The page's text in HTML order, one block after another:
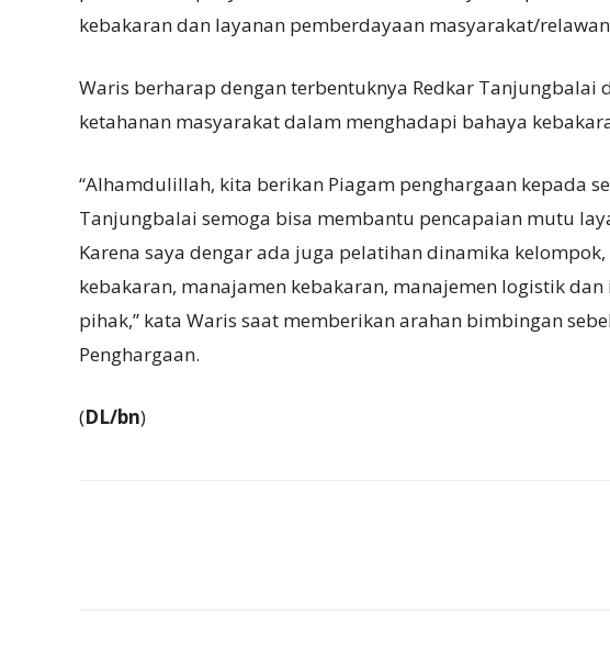
kebakaran dan layanan pemberdayaan masyarakat/
Waris berharap dengan terbentuknya Redkar Tanjungbalai
ketahanan masyarakat dalam menghadapi bahaya
“Alhamdulillah, kita berikan Piagam penghargaan kepada
Tanjungbalai semoga bisa membantu pencapaian mutu
Karena saya dengar ada juga pelatihan dinamika
kebakaran, manajamen kebakaran, manajemen logistik
pihak,” kata Waris saat memberikan arahan bimbingan
Penghargaan.
(DL/bn)